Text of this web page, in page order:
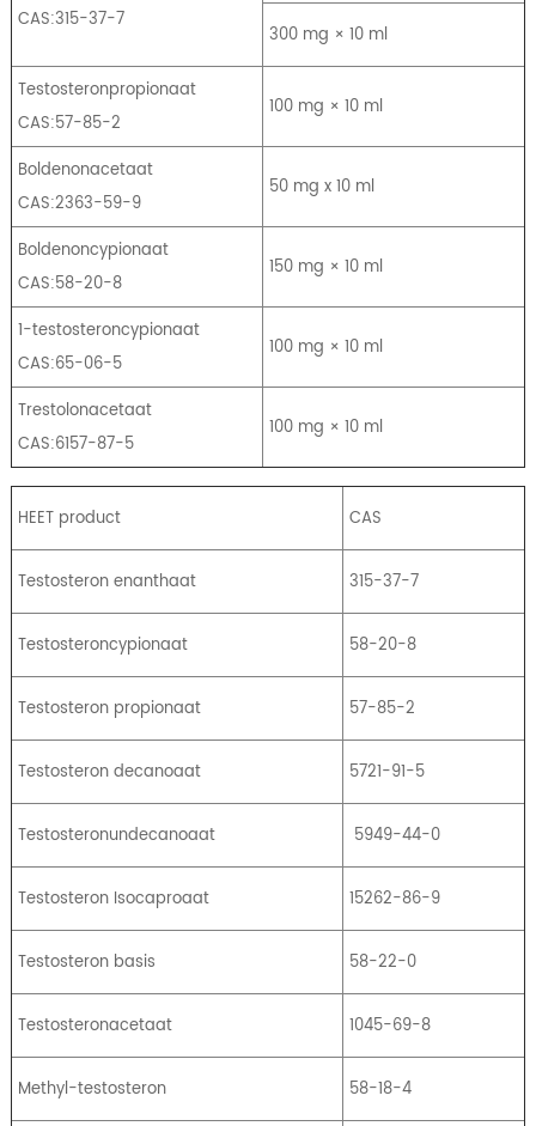
CAS:315-37-7
300 mg × 10 ml
Testosteronpropionaat
CAS:57-85-2
100 mg × 10 ml
Boldenonacetaat
CAS:2363-59-9
50 mg x 10 ml
Boldenoncypionaat
CAS:58-20-8
150 mg × 10 ml
1-testosteroncypionaat
CAS:65-06-5
100 mg × 10 ml
Trestolonacetaat
CAS:6157-87-5
100 mg × 10 ml
HEET product CAS
Testosteron enanthaat 315-37-7
Testosteroncypionaat 58-20-8
Testosteron propionaat 57-85-2
Testosteron decanoaat 5721-91-5
Testosteronundecanoaat 5949-44-0
Testosteron Isocaproaat 15262-86-9
Testosteron basis 58-22-0
Testosteronacetaat 1045-69-8
Methyl-testosteron 58-18-4